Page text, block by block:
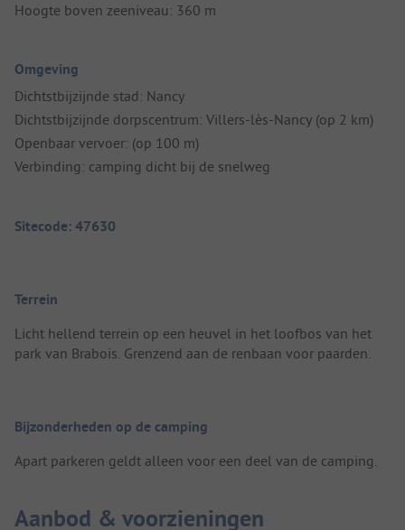
Hoogte boven zeeniveau: 360 m
Omgeving
Dichtstbijzijnde stad: Nancy
Dichtstbijzijnde dorpscentrum: Villers-lès-Nancy (op 2 km)
Openbaar vervoer: (op 100 m)
Verbinding: camping dicht bij de snelweg
Sitecode: 47630
Terrein
Licht hellend terrein op een heuvel in het loofbos van het
park van Brabois. Grenzend aan de renbaan voor paarden.
Bijzonderheden op de camping
Apart parkeren geldt alleen voor een deel van de camping.
Aanbod & voorzieningen